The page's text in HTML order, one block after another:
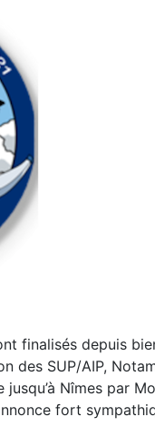
finalisés depuis
des SUP/AIP,
Nîmes par
fort